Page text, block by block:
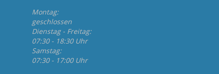
Montag:
geschlossen
Dienstag - Freitag:
07:30 - 18:30 Uhr
Samstag:
07:30 - 17:00 Uhr